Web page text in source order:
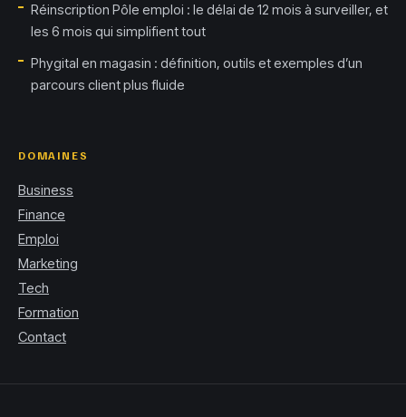
Réinscription Pôle emploi : le délai de 12 mois à surveiller, et
les 6 mois qui simplifient tout
Phygital en magasin : définition, outils et exemples d’un
parcours client plus fluide
DOMAINES
Business
Finance
Emploi
Marketing
Tech
Formation
Contact